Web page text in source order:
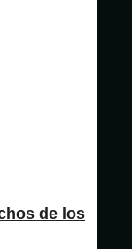
de los